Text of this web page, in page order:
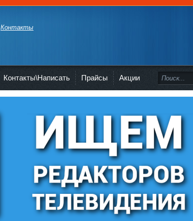
Контакты
Контакты\Написать Прайсы Акции